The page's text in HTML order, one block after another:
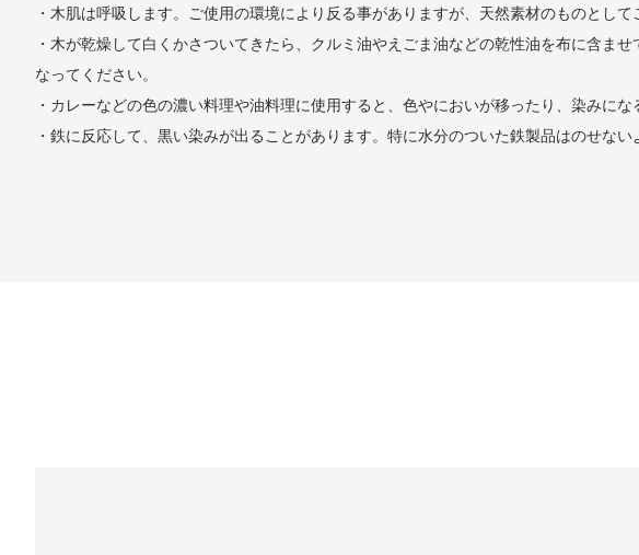
・木肌は呼吸します。ご使用の環境により反る事がありますが、天然素材のものとして
・木が乾燥して白くかさついてきたら、クルミ油やえごま油などの乾性油を布に含ま
なってください。
・カレーなどの色の濃い料理や油料理に使用すると、色やにおいが移ったり、染みに
・鉄に反応して、黒い染みが出ることがあります。特に水分のついた鉄製品はのせない